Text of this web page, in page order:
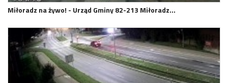
Miłoradz na żywo! - Urząd Gminy 82-213 Miłoradz…